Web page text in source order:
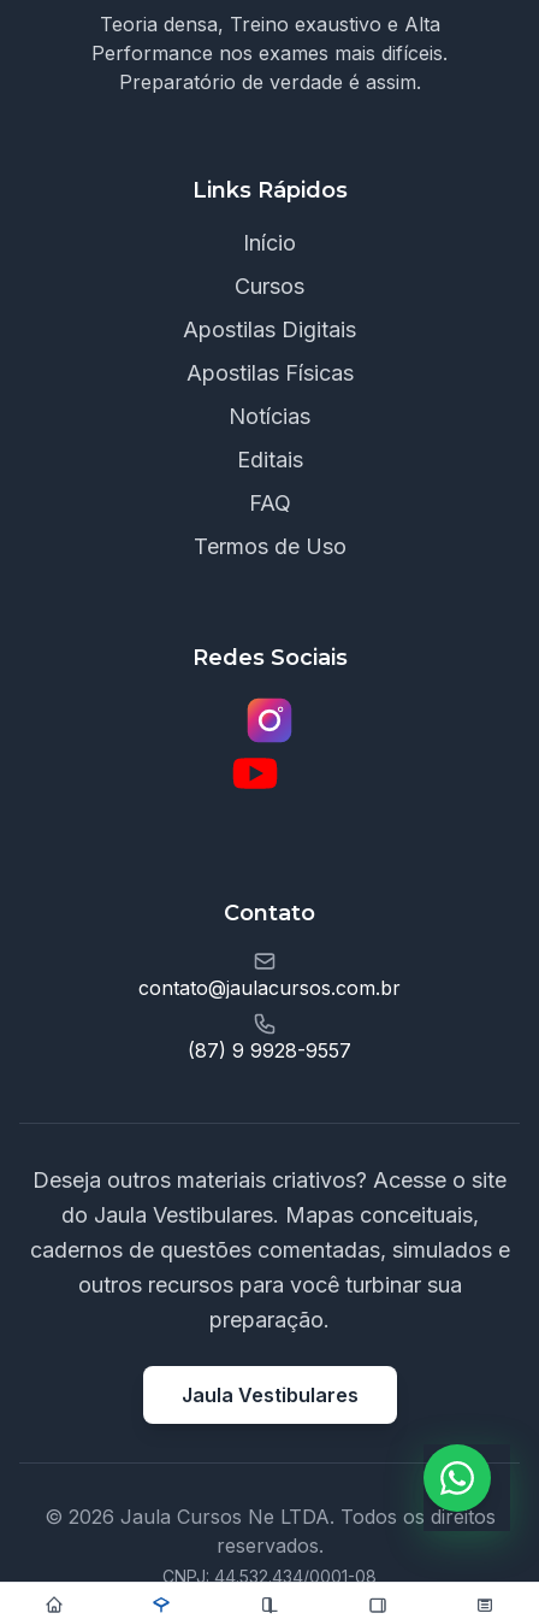
Teoria densa, Treino exaustivo e Alta
Performance nos exames mais difíceis.
Preparatório de verdade é assim.
Links Rápidos
Início
Cursos
Apostilas Digitais
Apostilas Físicas
Notícias
Editais
FAQ
Termos de Uso
Redes Sociais
Contato
contato@jaulacursos.com.br
(87) 9 9928-9557
Deseja outros materiais criativos? Acesse o site
do Jaula Vestibulares. Mapas conceituais,
cadernos de questões comentadas, simulados e
outros recursos para você turbinar sua
preparação.
Jaula Vestibulares
© 2026 Jaula Cursos Ne LTDA. Todos os direitos
reservados.
CNPJ: 44.532.434/0001-08